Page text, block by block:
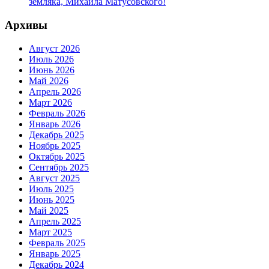
Архивы
Август 2026
Июль 2026
Июнь 2026
Май 2026
Апрель 2026
Март 2026
Февраль 2026
Январь 2026
Декабрь 2025
Ноябрь 2025
Октябрь 2025
Сентябрь 2025
Август 2025
Июль 2025
Июнь 2025
Май 2025
Апрель 2025
Март 2025
Февраль 2025
Январь 2025
Декабрь 2024